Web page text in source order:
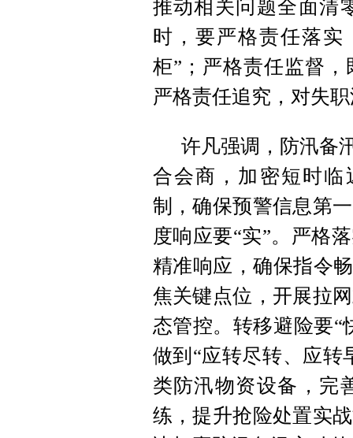
推动相关问题全面清
时，要严格责任落
柜”；严格责任监督
严格责任追究，对失
许凡强调，防汛备
合会商，加密短时临
制，确保预警信息第
度响应要“实”。严格
精准响应，确保指令
焦关键点位，开展拉
态管控。转移避险要“
做到“应转尽转、应转
类防汛物资设备，完
练，提升抢险处置实